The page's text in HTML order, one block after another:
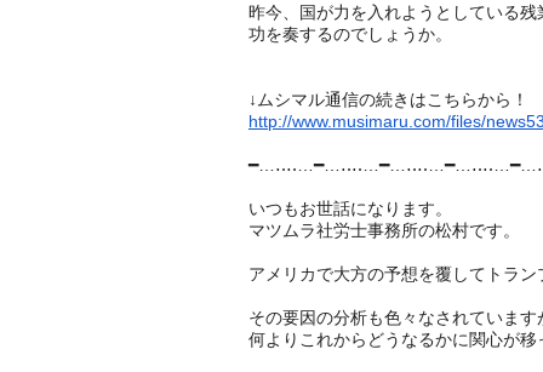
昨今、国が力を入れようとしている残
功を奏するのでしょうか。
↓ムシマル通信の続きはこちらから！
http://www.musimaru.com/files/
いつもお世話になります。
マツムラ社労士事務所の松村です。
アメリカで大方の予想を覆してトラ
その要因の分析も色々なされています
何よりこれからどうなるかに関心が移